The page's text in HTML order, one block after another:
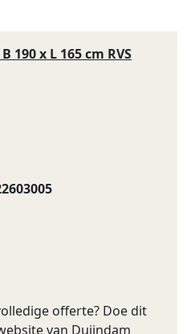
190 x L 165 cm RVS
offerte? Doe dit
van Duijndam